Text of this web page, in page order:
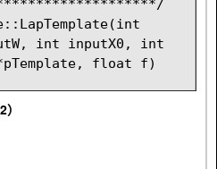
int inputX0, int
float f)
*pDst;